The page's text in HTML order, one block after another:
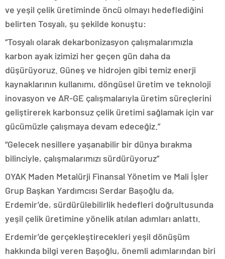
ve yeşil çelik üretiminde öncü olmayı hedeflediğini
belirten Tosyalı, şu şekilde konuştu:
“Tosyalı olarak dekarbonizasyon çalışmalarımızla
karbon ayak izimizi her geçen gün daha da
düşürüyoruz. Güneş ve hidrojen gibi temiz enerji
kaynaklarının kullanımı, döngüsel üretim ve teknoloji
inovasyon ve AR-GE çalışmalarıyla üretim süreçlerini
geliştirerek karbonsuz çelik üretimi sağlamak için var
gücümüzle çalışmaya devam edeceğiz.”
“Gelecek nesillere yaşanabilir bir dünya bırakma
bilinciyle, çalışmalarımızı sürdürüyoruz”
OYAK Maden Metalürji Finansal Yönetim ve Mali İşler
Grup Başkan Yardımcısı Serdar Başoğlu da,
Erdemir’de, sürdürülebilirlik hedefleri doğrultusunda
yeşil çelik üretimine yönelik atılan adımları anlattı.
Erdemir’de gerçekleştirecekleri yeşil dönüşüm
hakkında bilgi veren Başoğlu, önemli adımlarından biri